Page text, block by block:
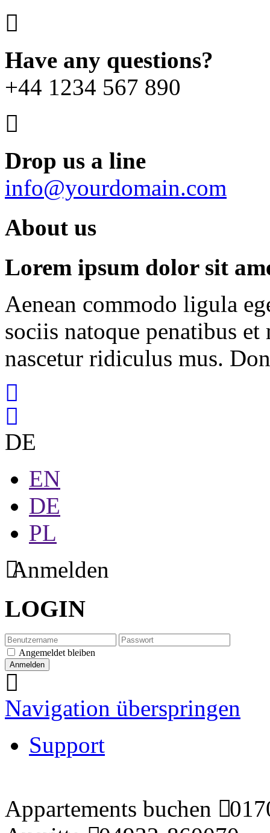
Have any questions?
+44 1234 567 890
Drop us a line
info@yourdomain.com
About us
Lorem ipsum dolor sit
Aenean commodo ligula
sociis natoque penatibus
nascetur ridiculus mus.
DE
EN
DE
PL
Anmelden
LOGIN
Angemeldet bleiben
Navigation überspringen
Support
Appartements buchen